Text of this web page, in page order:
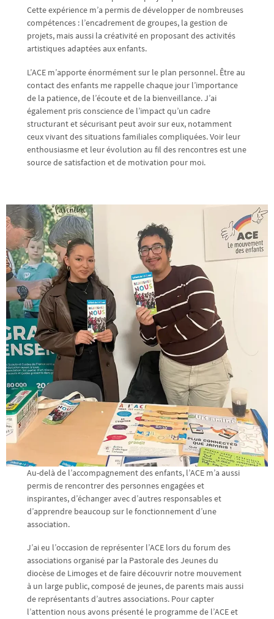
Cette expérience m’a permis de développer de nombreuses
compétences : l’encadrement de groupes, la gestion de
projets, mais aussi la créativité en proposant des activités
artistiques adaptées aux enfants.
L’ACE m’apporte énormément sur le plan personnel. Être au
contact des enfants me rappelle chaque jour l’importance
de la patience, de l’écoute et de la bienveillance. J’ai
également pris conscience de l’impact qu’un cadre
structurant et sécurisant peut avoir sur eux, notamment
ceux vivant des situations familiales compliquées. Voir leur
enthousiasme et leur évolution au fil des rencontres est une
source de satisfaction et de motivation pour moi.
Au-delà de l’accompagnement des enfants, l’ACE m’a aussi
permis de rencontrer des personnes engagées et
inspirantes, d’échanger avec d’autres responsables et
d’apprendre beaucoup sur le fonctionnement d’une
association.
J’ai eu l’occasion de représenter l’ACE lors du forum des
associations organisé par la Pastorale des Jeunes du
diocèse de Limoges et de faire découvrir notre mouvement
à un large public, composé de jeunes, de parents mais aussi
de représentants d’autres associations. Pour capter
l’attention nous avons présenté le programme de l’ACE et